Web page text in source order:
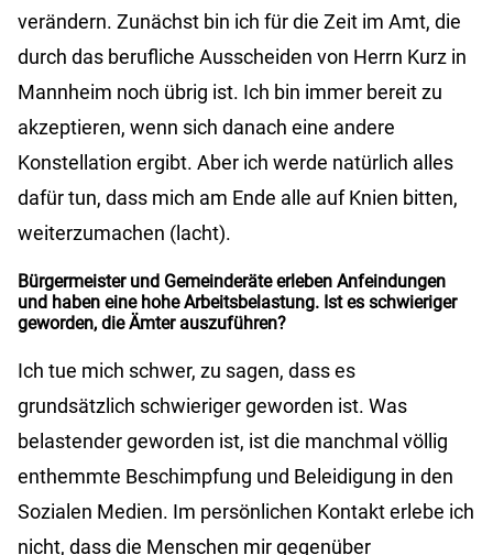
verändern. Zunächst bin ich für die Zeit im Amt, die
durch das berufliche Ausscheiden von Herrn Kurz in
Mannheim noch übrig ist. Ich bin immer bereit zu
akzeptieren, wenn sich danach eine andere
Konstellation ergibt. Aber ich werde natürlich alles
dafür tun, dass mich am Ende alle auf Knien bitten,
weiterzumachen (lacht).
Bürgermeister und Gemeinderäte erleben Anfeindungen
und haben eine hohe Arbeitsbelastung. Ist es schwieriger
geworden, die Ämter auszuführen?
Ich tue mich schwer, zu sagen, dass es
grundsätzlich schwieriger geworden ist. Was
belastender geworden ist, ist die manchmal völlig
enthemmte Beschimpfung und Beleidigung in den
Sozialen Medien. Im persönlichen Kontakt erlebe ich
nicht, dass die Menschen mir gegenüber